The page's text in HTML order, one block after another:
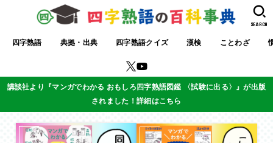
四字熟語 典拠・出典 四字熟語クイズ 漢検 ことわざ
SEARCH
講談社より『マンガでわかる おもしろ四字熟語図鑑 〈試験に出る〉』が出版
されました！詳細はこちら